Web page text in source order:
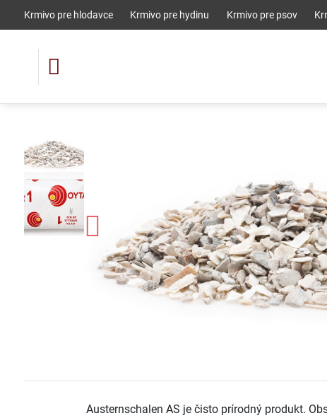
Krmivo pre hlodavce Krmivo pre hydinu Krmivo pre psov
Austernschalen AS je čisto prírodný produkt.